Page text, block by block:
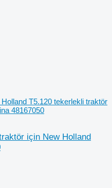
T5.120 tekerlekli traktör
48167050
için New Holland